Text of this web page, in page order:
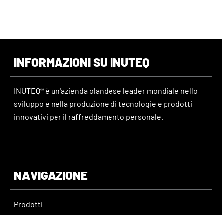
INFORMAZIONI SU INUTEQ
INUTEQ® è un'azienda olandese leader mondiale nello
sviluppo e nella produzione di tecnologie e prodotti
innovativi per il raffreddamento personale.
NAVIGAZIONE
Prodotti